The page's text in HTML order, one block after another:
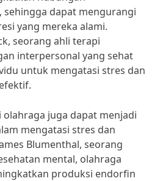
dapat mengurangi
yang mereka alami.
seorang ahli terapi
interpersonal yang sehat
untuk mengatasi stres dan
juga dapat menjadi
mengatasi stres dan
Blumenthal, seorang
mental, olahraga
produksi endorfin